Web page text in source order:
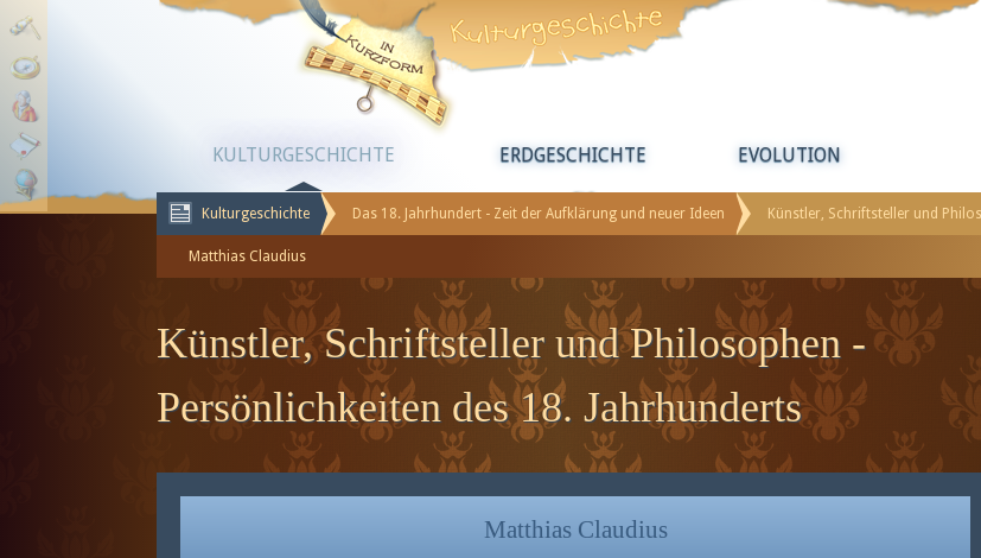
KULTURGESCHICHTE ERDGESCHICHTE EVOLUTION
Kulturgeschichte Das 18. Jahrhundert - Zeit der Aufklärung und neuer Ideen Künstler, Schriftsteller und
Matthias Claudius
Künstler, Schriftsteller und Philosophen -
Persönlichkeiten des 18. Jahrhunderts
Matthias Claudius